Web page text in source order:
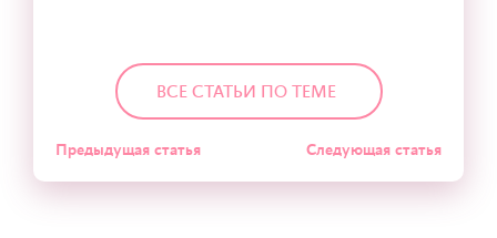
ВСЕ СТАТЬИ ПО ТЕМЕ
Предыдущая статья Следующая статья